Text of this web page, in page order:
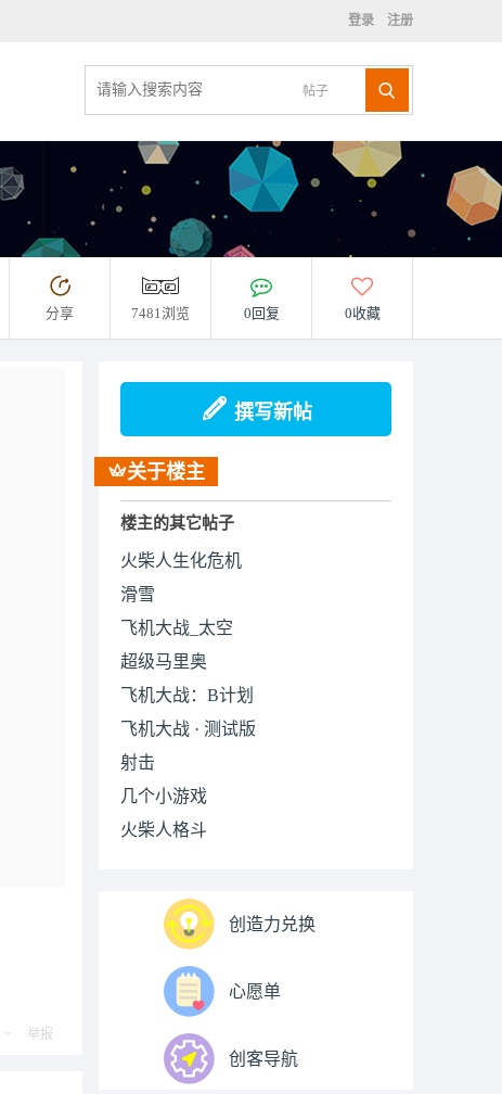
登录 注册
帖子
分享 7481浏览 0回复 0收藏
举报
撰写新帖
关于楼主
楼主的其它帖子
火柴人生化危机
滑雪
飞机大战_太空
超级马里奥
飞机大战：B计划
飞机大战 · 测试版
射击
几个小游戏
火柴人格斗
创造力兑换
心愿单
创客导航